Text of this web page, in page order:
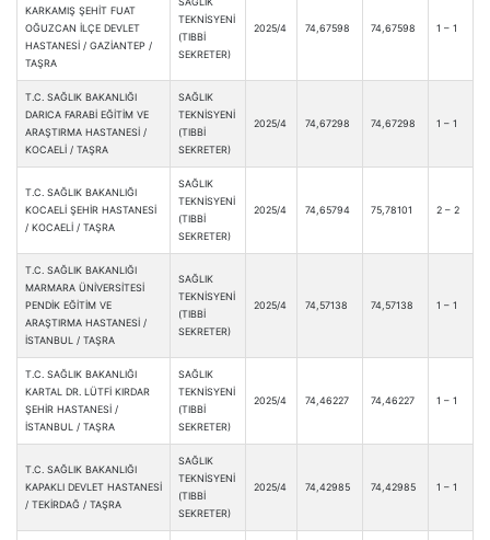
KARKAMIŞ ŞEHİT FUAT
OĞUZCAN İLÇE DEVLET
HASTANESİ / GAZİANTEP /
TAŞRA
TEKNİSYENİ
(TIBBİ
SEKRETER)
2025/4 74,67598 74,67598 1 – 1
T.C. SAĞLIK BAKANLIĞI
DARICA FARABİ EĞİTİM VE
ARAŞTIRMA HASTANESİ /
KOCAELİ / TAŞRA
SAĞLIK
TEKNİSYENİ
(TIBBİ
SEKRETER)
2025/4 74,67298 74,67298 1 – 1
T.C. SAĞLIK BAKANLIĞI
KOCAELİ ŞEHİR HASTANESİ
/ KOCAELİ / TAŞRA
SAĞLIK
TEKNİSYENİ
(TIBBİ
SEKRETER)
2025/4 74,65794 75,78101 2 – 2
T.C. SAĞLIK BAKANLIĞI
MARMARA ÜNİVERSİTESİ
PENDİK EĞİTİM VE
ARAŞTIRMA HASTANESİ /
İSTANBUL / TAŞRA
SAĞLIK
TEKNİSYENİ
(TIBBİ
SEKRETER)
2025/4 74,57138 74,57138 1 – 1
T.C. SAĞLIK BAKANLIĞI
KARTAL DR. LÜTFİ KIRDAR
ŞEHİR HASTANESİ /
İSTANBUL / TAŞRA
SAĞLIK
TEKNİSYENİ
(TIBBİ
SEKRETER)
2025/4 74,46227 74,46227 1 – 1
T.C. SAĞLIK BAKANLIĞI
KAPAKLI DEVLET HASTANESİ
/ TEKİRDAĞ / TAŞRA
SAĞLIK
TEKNİSYENİ
(TIBBİ
SEKRETER)
2025/4 74,42985 74,42985 1 – 1